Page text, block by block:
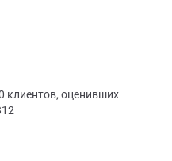
клиентов, оценивших